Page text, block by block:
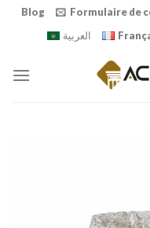
SkipBlog Formulaire de
العربية